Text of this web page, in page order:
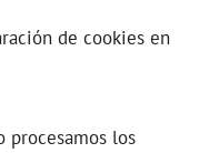
de cookies en
procesamos los